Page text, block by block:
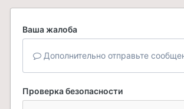
Ваша жалоба
Дополнительно отправьте
Проверка безопасности